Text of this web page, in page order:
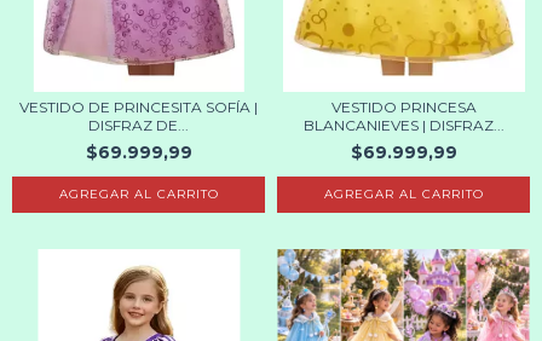
VESTIDO DE PRINCESITA SOFÍA |
DISFRAZ DE...
$69.999,99
AGREGAR AL CARRITO
VESTIDO PRINCESA
BLANCANIEVES | DISFRAZ...
$69.999,99
AGREGAR AL CARRITO